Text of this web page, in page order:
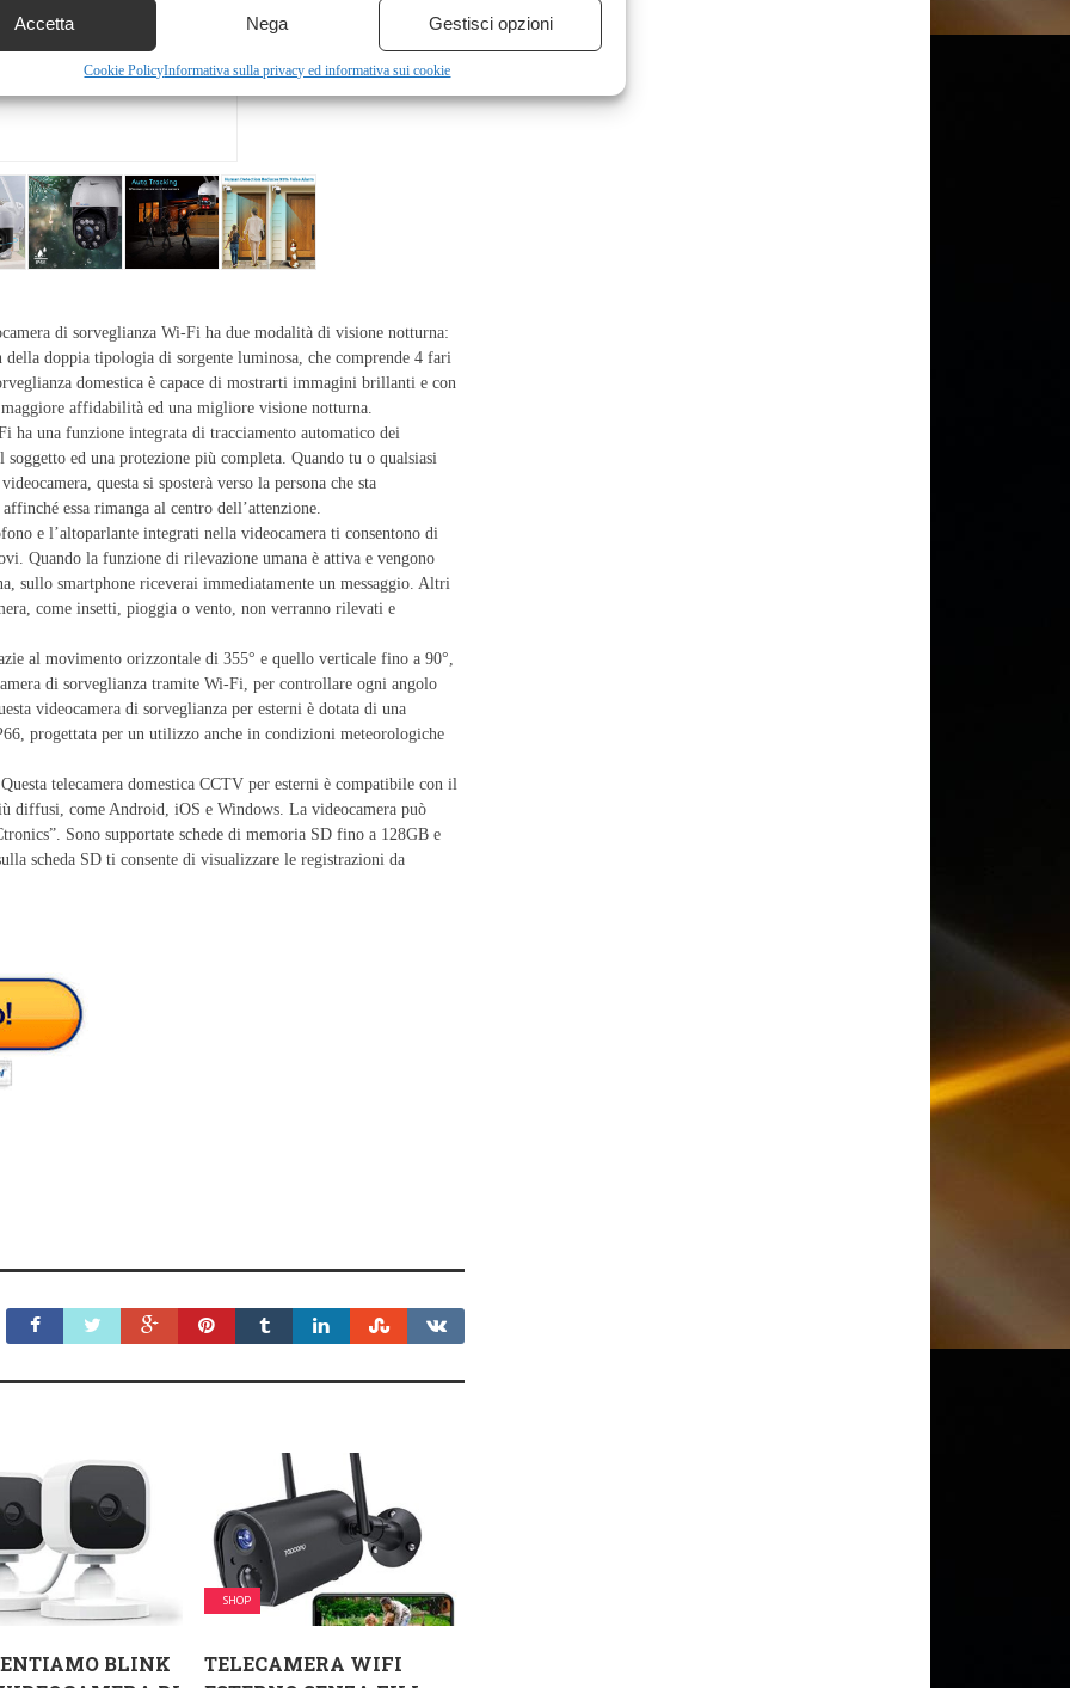
Accetta Nega Gestisci opzioni
Cookie PolicyInformativa sulla privacy ed informativa sui cookie
di sorveglianza Wi-Fi ha due modalità di visione notturna:
doppia tipologia di sorgente luminosa, che comprende 4 fari
domestica è capace di mostrarti immagini brillanti e con
affidabilità ed una migliore visione notturna.
ha una funzione integrata di tracciamento automatico dei
ed una protezione più completa. Quando tu o qualsiasi
questa si sposterà verso la persona che sta
essa rimanga al centro dell’attenzione.
e l’altoparlante integrati nella videocamera ti consentono di
Quando la funzione di rilevazione umana è attiva e vengono
sullo smartphone riceverai immediatamente un messaggio. Altri
come insetti, pioggia o vento, non verranno rilevati e
al movimento orizzontale di 355° e quello verticale fino a 90°,
di sorveglianza tramite Wi-Fi, per controllare ogni angolo
videocamera di sorveglianza per esterni è dotata di una
progettata per un utilizzo anche in condizioni meteorologiche
telecamera domestica CCTV per esterni è compatibile con il
diffusi, come Android, iOS e Windows. La videocamera può
Sono supportate schede di memoria SD fino a 128GB e
scheda SD ti consente di visualizzare le registrazioni da
BLINK
SHOP
TELECAMERA WIFI